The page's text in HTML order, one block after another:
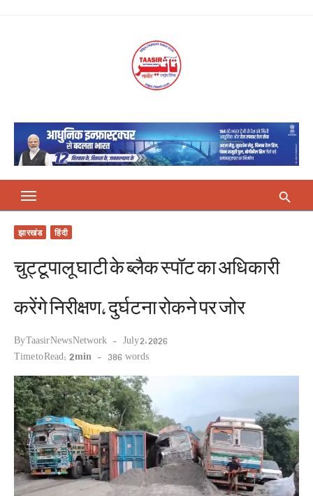
झारखंड हिंदी
चुट्टूपालू घाटी के ब्लैक स्पॉट का अधिकारी
करेंगे निरीक्षण, दुर्घटना रोकने पर जोर
ByTaasir News Network Posted
on
July 2, 2026
Time to Read:2 min - 386words